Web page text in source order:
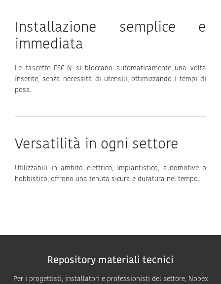
Installazione semplice e
immediata
Le fascette FSC-N si bloccano automaticamente una volta
inserite, senza necessità di utensili, ottimizzando i tempi di
posa.
Versatilità in ogni settore
Utilizzabili in ambito elettrico, impiantistico, automotive o
hobbistico, offrono una tenuta sicura e duratura nel tempo.
Repository materiali tecnici
Per i progettisti, installatori e professionisti del settore, Nobex